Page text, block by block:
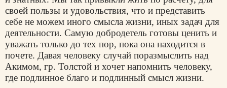
своей пользы и удовольствия, что и представить
себе не можем иного смысла жизни, иных задач для
деятельности. Самую добродетель готовы ценить и
уважать только до тех пор, пока она находится в
почете. Давая человеку случай поразмыслить над
Акимом, гр. Толстой и хочет напомнить человеку,
где подлинное благо и подлинный смысл жизни.